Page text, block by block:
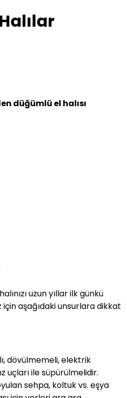
düğümlü el halısı
uzun yıllar ilk günkü
için aşağıdaki unsurlara dikkat
dövülmemeli, elektrik
uçları ile süpürülmelidir.
sehpa, koltuk vs. eşya